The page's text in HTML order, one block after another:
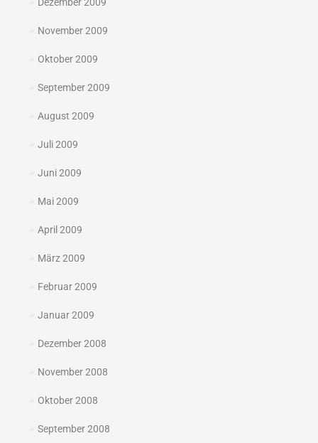
Dezember 2009
November 2009
Oktober 2009
September 2009
August 2009
Juli 2009
Juni 2009
Mai 2009
April 2009
März 2009
Februar 2009
Januar 2009
Dezember 2008
November 2008
Oktober 2008
September 2008